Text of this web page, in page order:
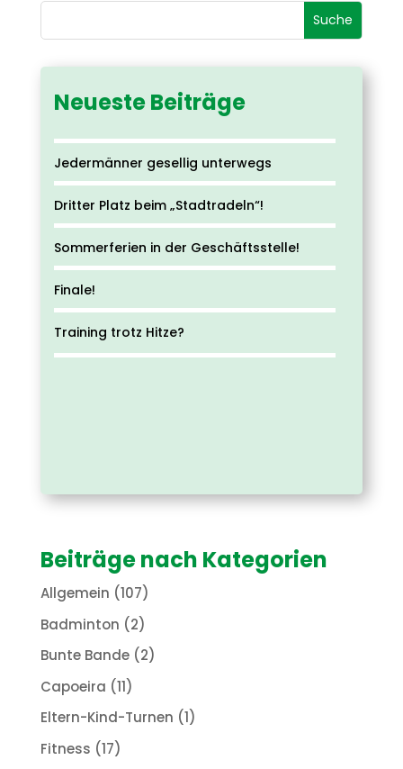
Neueste Beiträge
Jedermänner gesellig unterwegs
Dritter Platz beim „Stadtradeln“!
Sommerferien in der Geschäftsstelle!
Finale!
Training trotz Hitze?
Beiträge nach Kategorien
Allgemein (107)
Badminton (2)
Bunte Bande(2)
Capoeira (11)
Eltern-Kind-Turnen (1)
Fitness (17)